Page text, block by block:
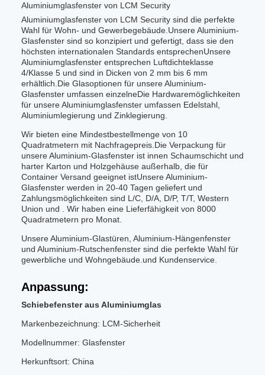
Aluminiumglasfenster von LCM Security
Aluminiumglasfenster von LCM Security sind die perfekte
Wahl für Wohn- und Gewerbegebäude.Unsere Aluminium-
Glasfenster sind so konzipiert und gefertigt, dass sie den
höchsten internationalen Standards entsprechenUnsere
Aluminiumglasfenster entsprechen Luftdichteklasse
4/Klasse 5 und sind in Dicken von 2 mm bis 6 mm
erhältlich.Die Glasoptionen für unsere Aluminium-
Glasfenster umfassen einzelneDie Hardwaremöglichkeiten
für unsere Aluminiumglasfenster umfassen Edelstahl,
Aluminiumlegierung und Zinklegierung.
Wir bieten eine Mindestbestellmenge von 10
Quadratmetern mit Nachfragepreis.Die Verpackung für
unsere Aluminium-Glasfenster ist innen Schaumschicht und
harter Karton und Holzgehäuse außerhalb, die für
Container Versand geeignet istUnsere Aluminium-
Glasfenster werden in 20-40 Tagen geliefert und
Zahlungsmöglichkeiten sind L/C, D/A, D/P, T/T, Western
Union und . Wir haben eine Lieferfähigkeit von 8000
Quadratmetern pro Monat.
Unsere Aluminium-Glastüren, Aluminium-Hängenfenster
und Aluminium-Rutschenfenster sind die perfekte Wahl für
gewerbliche und Wohngebäude.und Kundenservice.
Anpassung:
Schiebefenster aus Aluminiumglas
Markenbezeichnung: LCM-Sicherheit
Modellnummer: Glasfenster
Herkunftsort: China